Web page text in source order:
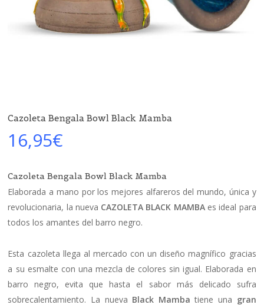
Cazoleta Bengala Bowl Black Mamba
16,95€
Cazoleta Bengala Bowl Black Mamba
Elaborada a mano por los mejores alfareros del mundo, única y
revolucionaria, la nueva CAZOLETA BLACK MAMBAes ideal para
todos los amantes del barro negro.
Esta cazoleta llega al mercado con un diseño magnífico gracias
a su esmalte con una mezcla de colores sin igual. Elaborada en
barro negro, evita que hasta el sabor más delicado sufra
sobrecalentamiento. La nueva Black Mamba tiene una gran